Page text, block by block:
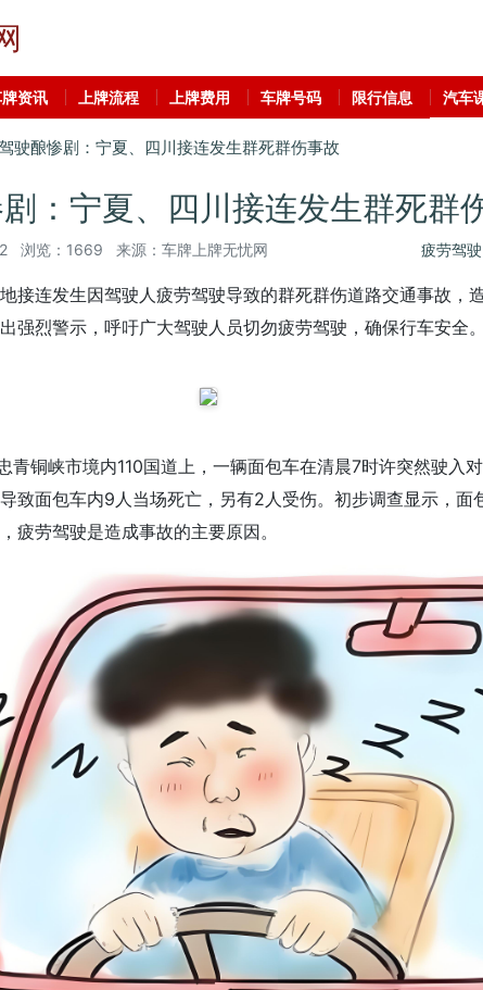
资讯 上牌流程 上牌费用 车牌号码 限行信息 汽车
驶酿惨剧：宁夏、四川接连发生群死群伤事故
：宁夏、四川接连发生群死群
浏览：1669 来源：车牌上牌无忧网 疲劳驾驶
接连发生因驾驶人疲劳驾驶导致的群死群伤道路交通事故，
强烈警示，呼吁广大驾驶人员切勿疲劳驾驶，确保行车安全。
铜峡市境内110国道上，一辆面包车在清晨7时许突然驶入
致面包车内9人当场死亡，另有2人受伤。初步调查显示，面
疲劳驾驶是造成事故的主要原因。